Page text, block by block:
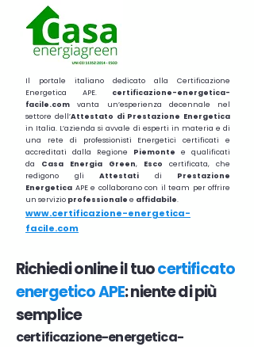
Il portale italiano dedicato alla Certificazione
Energetica APE. certificazione-energetica-
facile.com vanta un’esperienza decennale nel
settore dell’Attestato di Prestazione Energetica
in Italia. L’azienda si avvale di esperti in materia e di
una rete di professionisti Energetici certificati e
accreditati dalla Regione Piemonte e qualificati
da Casa Energia Green, Esco certificata, che
redigono gli Attestati di Prestazione
Energetica APE e collaborano con il team per offrire
un servizio professionale e affidabile.
www.certificazione-energetica-
facile.com
Richiedi online il tuocertificato
energetico APE: niente di più
semplice
certificazione-energetica-